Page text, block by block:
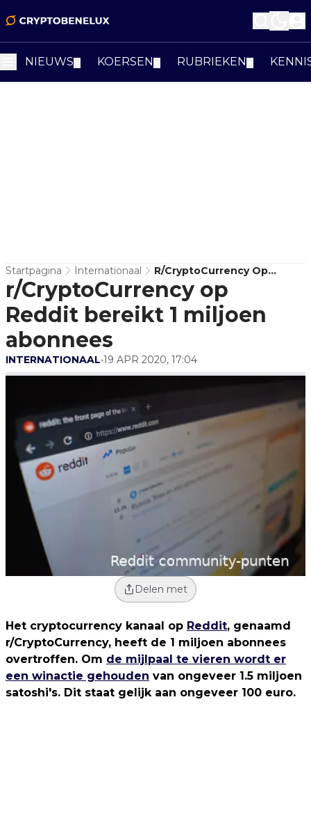
NIEUWS KOERSEN RUBRIEKEN
Startpagina Internationaal
R/CryptoCurrency Op
Reddit Bereikt 1 Miljoen
Abonnees
r/CryptoCurrency op
Reddit bereikt 1 miljoen
abonnees
INTERNATIONAAL•19 APR 2020, 17:04
Delen met
Het cryptocurrency kanaal op Reddit, genaamd
r/CryptoCurrency, heeft de 1 miljoen abonnees
overtroffen. Om de mijlpaal te vieren wordt er
een winactie gehouden van ongeveer 1.5 miljoen
satoshi's. Dit staat gelijk aan ongeveer 100 euro.